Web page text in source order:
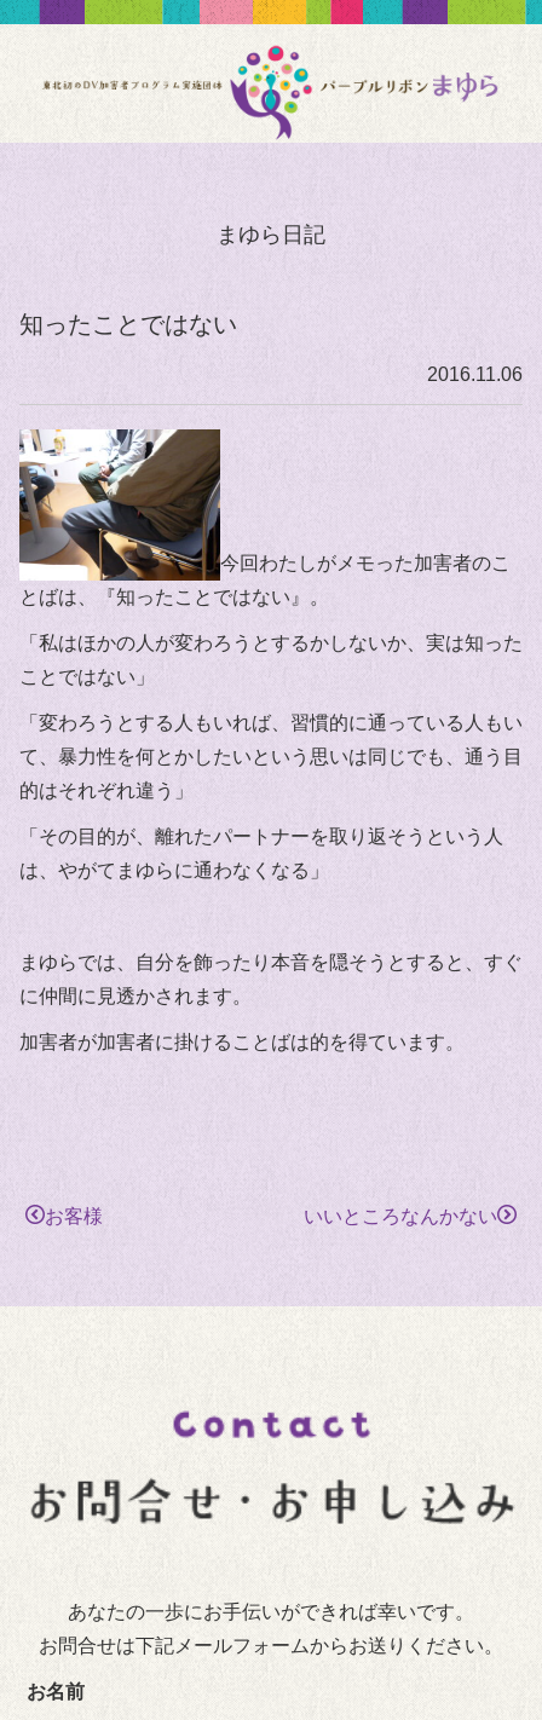
まゆら日記
知ったことではない
2016.11.06
今回わたしがメモった加害者のこ
とばは、『知ったことではない』。
「私はほかの人が変わろうとするかしないか、実は知った
ことではない」
「変わろうとする人もいれば、習慣的に通っている人もい
て、暴力性を何とかしたいという思いは同じでも、通う目
的はそれぞれ違う」
「その目的が、離れたパートナーを取り返そうという人
は、やがてまゆらに通わなくなる」
まゆらでは、自分を飾ったり本音を隠そうとすると、すぐ
に仲間に見透かされます。
加害者が加害者に掛けることばは的を得ています。
お客様 いいところなんかない
あなたの一歩にお手伝いができれば幸いです。
お問合せは下記メールフォームからお送りください。
お名前